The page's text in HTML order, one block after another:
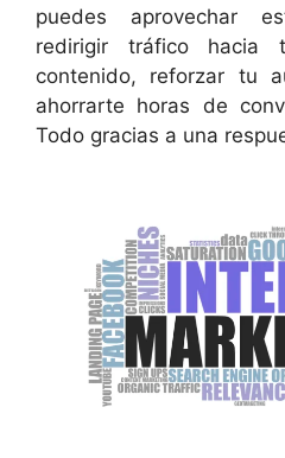
puedes aprovechar
redirigir tráfico hacia
contenido, reforzar tu
ahorrarte horas de
Todo gracias a una